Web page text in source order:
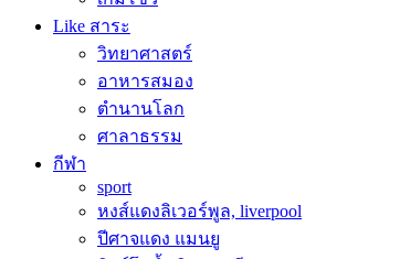
Like สาระ
วิทยาศาสตร์
อาหารสมอง
ตำนานโลก
ศาลาธรรม
กีฬา
sport
หงส์แดงลิเวอร์พูล, liverpool
ปีศาจแดง แมนยู